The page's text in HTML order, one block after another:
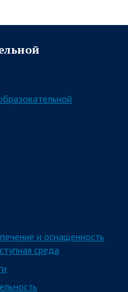
и оснащенность
среда